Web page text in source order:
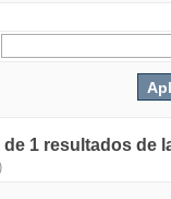
de 1 resultados de